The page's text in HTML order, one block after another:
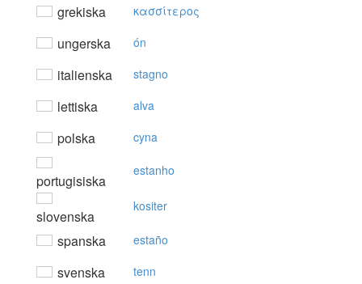
grekiska κασσίτερoς
ungerska ón
italienska stagno
lettiska alva
polska cyna
portugisiska
estanho
slovenska
kositer
spanska estaño
svenska tenn